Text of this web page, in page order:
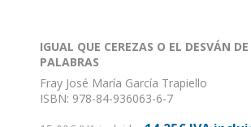
IGUAL QUE CEREZAS O EL DESVÁN
PALABRAS
Fray José María García Trapiello
ISBN: 978-84-936063-6-7